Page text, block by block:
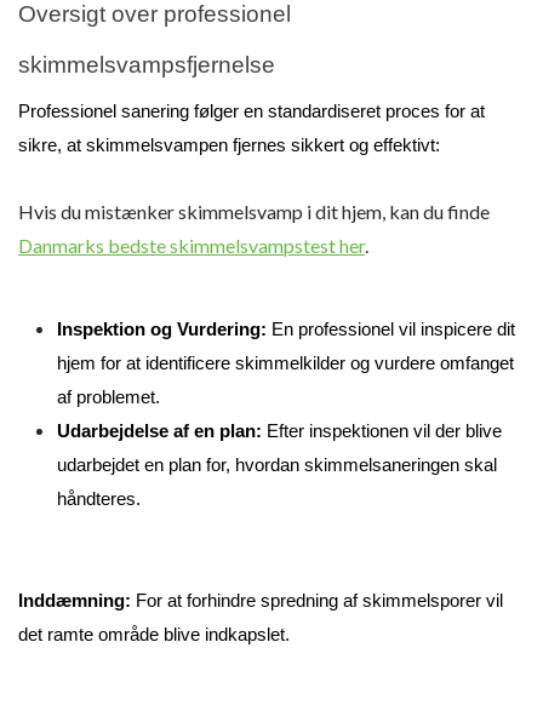
Oversigt over professionel
skimmelsvampsfjernelse
Professionel sanering følger en standardiseret proces for at
sikre, at skimmelsvampen fjernes sikkert og effektivt:
Hvis du mistænker skimmelsvamp i dit hjem, kan du finde
Danmarks bedste skimmelsvampstest her.
Inspektion og Vurdering: En professionel vil inspicere dit
hjem for at identificere skimmelkilder og vurdere omfanget
af problemet.
Udarbejdelse af en plan: Efter inspektionen vil der blive
udarbejdet en plan for, hvordan skimmelsaneringen skal
håndteres.
Inddæmning: For at forhindre spredning af skimmelsporer vil
det ramte område blive indkapslet.